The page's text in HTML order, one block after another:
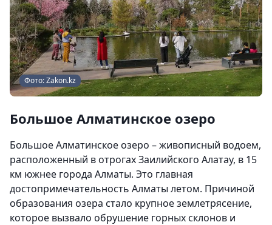
Фото: Zakon.kz
Большое Алматинское озеро
Большое Алматинское озеро – живописный водоем,
расположенный в отрогах Заилийского Алатау, в 15
км южнее города Алматы. Это главная
достопримечательность Алматы летом. Причиной
образования озера стало крупное землетрясение,
которое вызвало обрушение горных склонов и